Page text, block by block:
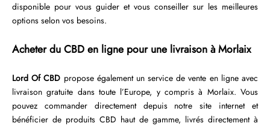
disponible pour vous guider et vous conseiller sur les meilleures
options selon vos besoins.
Acheter du CBD en ligne pour une livraison à Morlaix
Lord Of CBD propose également un service de vente en ligne avec
livraison gratuite dans toute l’Europe, y compris à Morlaix. Vous
pouvez commander directement depuis notre site internet et
bénéficier de produits CBD haut de gamme, livrés directement à